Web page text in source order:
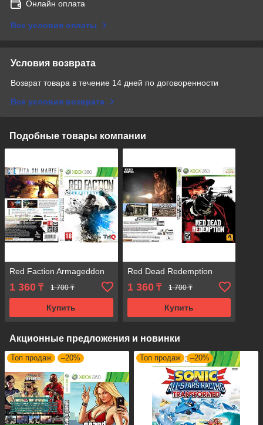
Онлайн оплата
Все условия оплаты
Условия возврата
Возврат товара в течение 14 дней по договоренности
Все условия возврата
Подобные товары компании
Red Faction Armageddon
1 360 ₸ 1 700 ₸
Купить
Red Dead Redemption
1 360₸ 1 700 ₸
Купить
Акционные предложения и новинки
Топ продаж –20% Топ продаж –20%